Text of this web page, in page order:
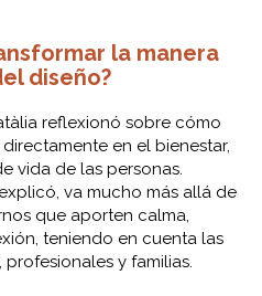
la manera
diseño?
reflexionó sobre cómo
en el bienestar,
vida de las personas.
va mucho más allá de
que aporten calma,
teniendo en cuenta las
y familias.